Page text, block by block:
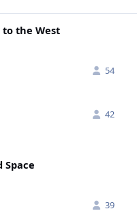
to the West
54
42
Space
39